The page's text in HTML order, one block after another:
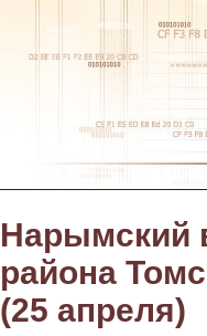
Нарымский
района
(25 апреля)